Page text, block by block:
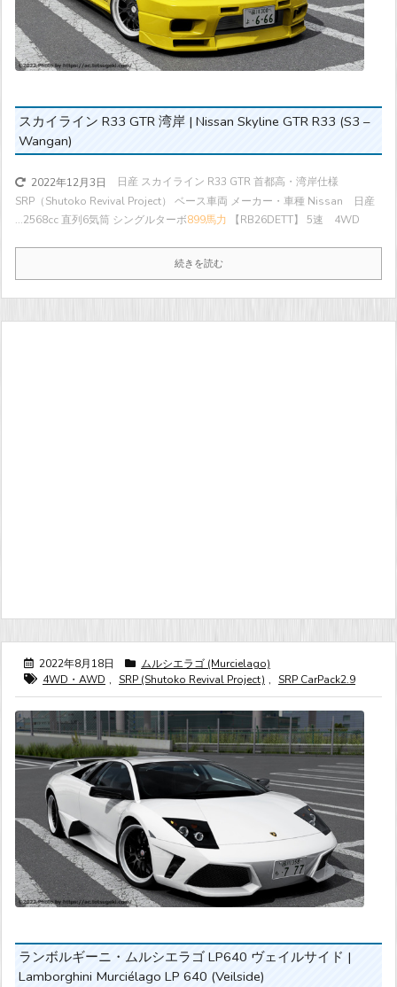
スカイライン R33 GTR 湾岸 | Nissan Skyline GTR R33 (S3 –
Wangan)
2022年12月3日
日産 スカイライン R33 GTR 首都高・湾岸仕様
SRP（Shutoko Revival Project） ベース車両 メーカー・車種 Nissan 日産
...2568cc 直列6気筒 シングルターボ899馬力 【RB26DETT】 5速 4WD
続きを読む
2022年8月18日
ムルシエラゴ (Murcielago)
4WD・AWD , SRP (Shutoko Revival Project) , SRP CarPack2.9
ランボルギーニ・ムルシエラゴ LP640 ヴェイルサイド |
Lamborghini Murciélago LP 640 (Veilside)